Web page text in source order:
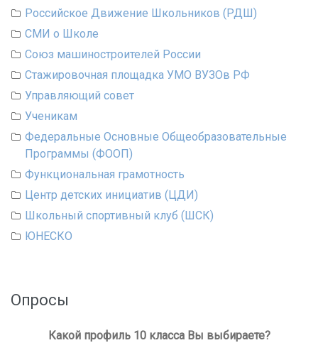
Российское Движение Школьников (РДШ)
СМИ о Школе
Союз машиностроителей России
Стажировочная площадка УМО ВУЗОв РФ
Управляющий совет
Ученикам
Федеральные Основные Общеобразовательные
Программы (ФООП)
Функциональная грамотность
Центр детских инициатив (ЦДИ)
Школьный спортивный клуб (ШСК)
ЮНЕСКО
Опросы
Какой профиль 10 класса Вы выбираете?